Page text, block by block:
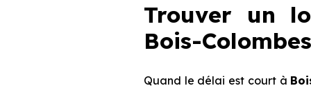
Trouver un
Bois-
Quand le délai est court à